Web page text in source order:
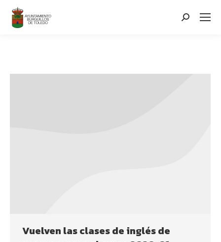
contenido
Search:
Vuelven las clases de inglés de